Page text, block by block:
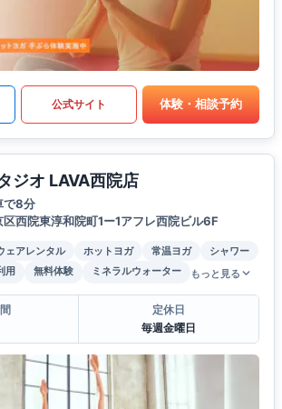
公式サイト 体験・相談予約
ジオ LAVA西院店
で8分
西院東淳和院町1ー1アフレ西院ビル6F
ェアレンタル ホットヨガ 常温ヨガ
シャワー
用 無料体験 ミネラルウォーター もっと見る
定休日
毎週金曜日